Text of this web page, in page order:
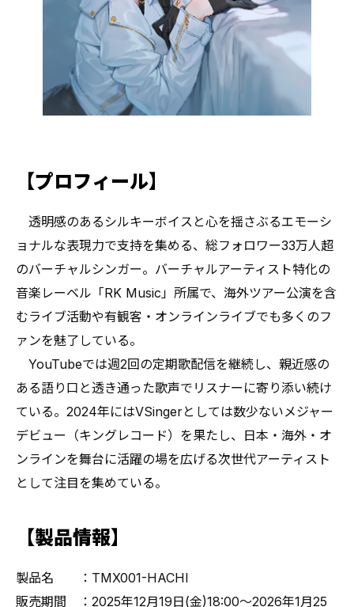
【プロフィール】
透明感のあるシルキーボイスと心を揺さぶるエモーシ
ョナルな表現力で支持を集める、総フォロワー33万人超
のバーチャルシンガー。バーチャルアーティスト特化の
音楽レーベル「RK Music」所属で、海外ツアー公演を含
むライブ活動や有観客・オンラインライブでも多くのフ
ァンを魅了している。
YouTubeでは週2回の定期歌配信を継続し、親近感の
ある語り口と透き通った歌声でリスナーに寄り添い続け
ている。2024年にはVSingerとしては数少ないメジャー
デビュー（キングレコード）を果たし、日本・海外・オ
ンラインを舞台に活躍の場を広げる次世代アーティスト
として注目を集めている。
【製品情報】
製品名 ：TMX001-HACHI
販売期間 ：2025年12月19日(金)18:00～2026年1月25